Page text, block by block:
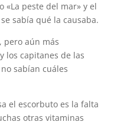
«La peste del mar» y el
sabía qué la causaba.
pero aún más
los capitanes de las
sabían cuáles
el escorbuto es la falta
otras vitaminas